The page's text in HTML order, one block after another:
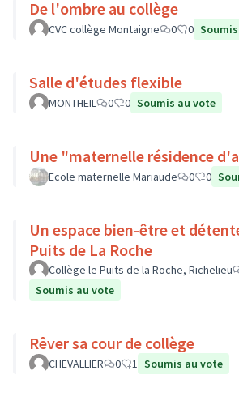
De l'ombre au collège
CVC collège Montaigne 0 0
Salle d'études flexible
MONTHEIL 0 0 Soumis au vote
Une "maternelle résidence
Ecole maternelle Mariaude 0 0
Un espace bien-être et détente
Puits de La Roche
Collège le Puits de la Roche, Richelieu
Soumis au vote
Rêver sa cour de collège
CHEVALLIER 0 1 Soumis au vote